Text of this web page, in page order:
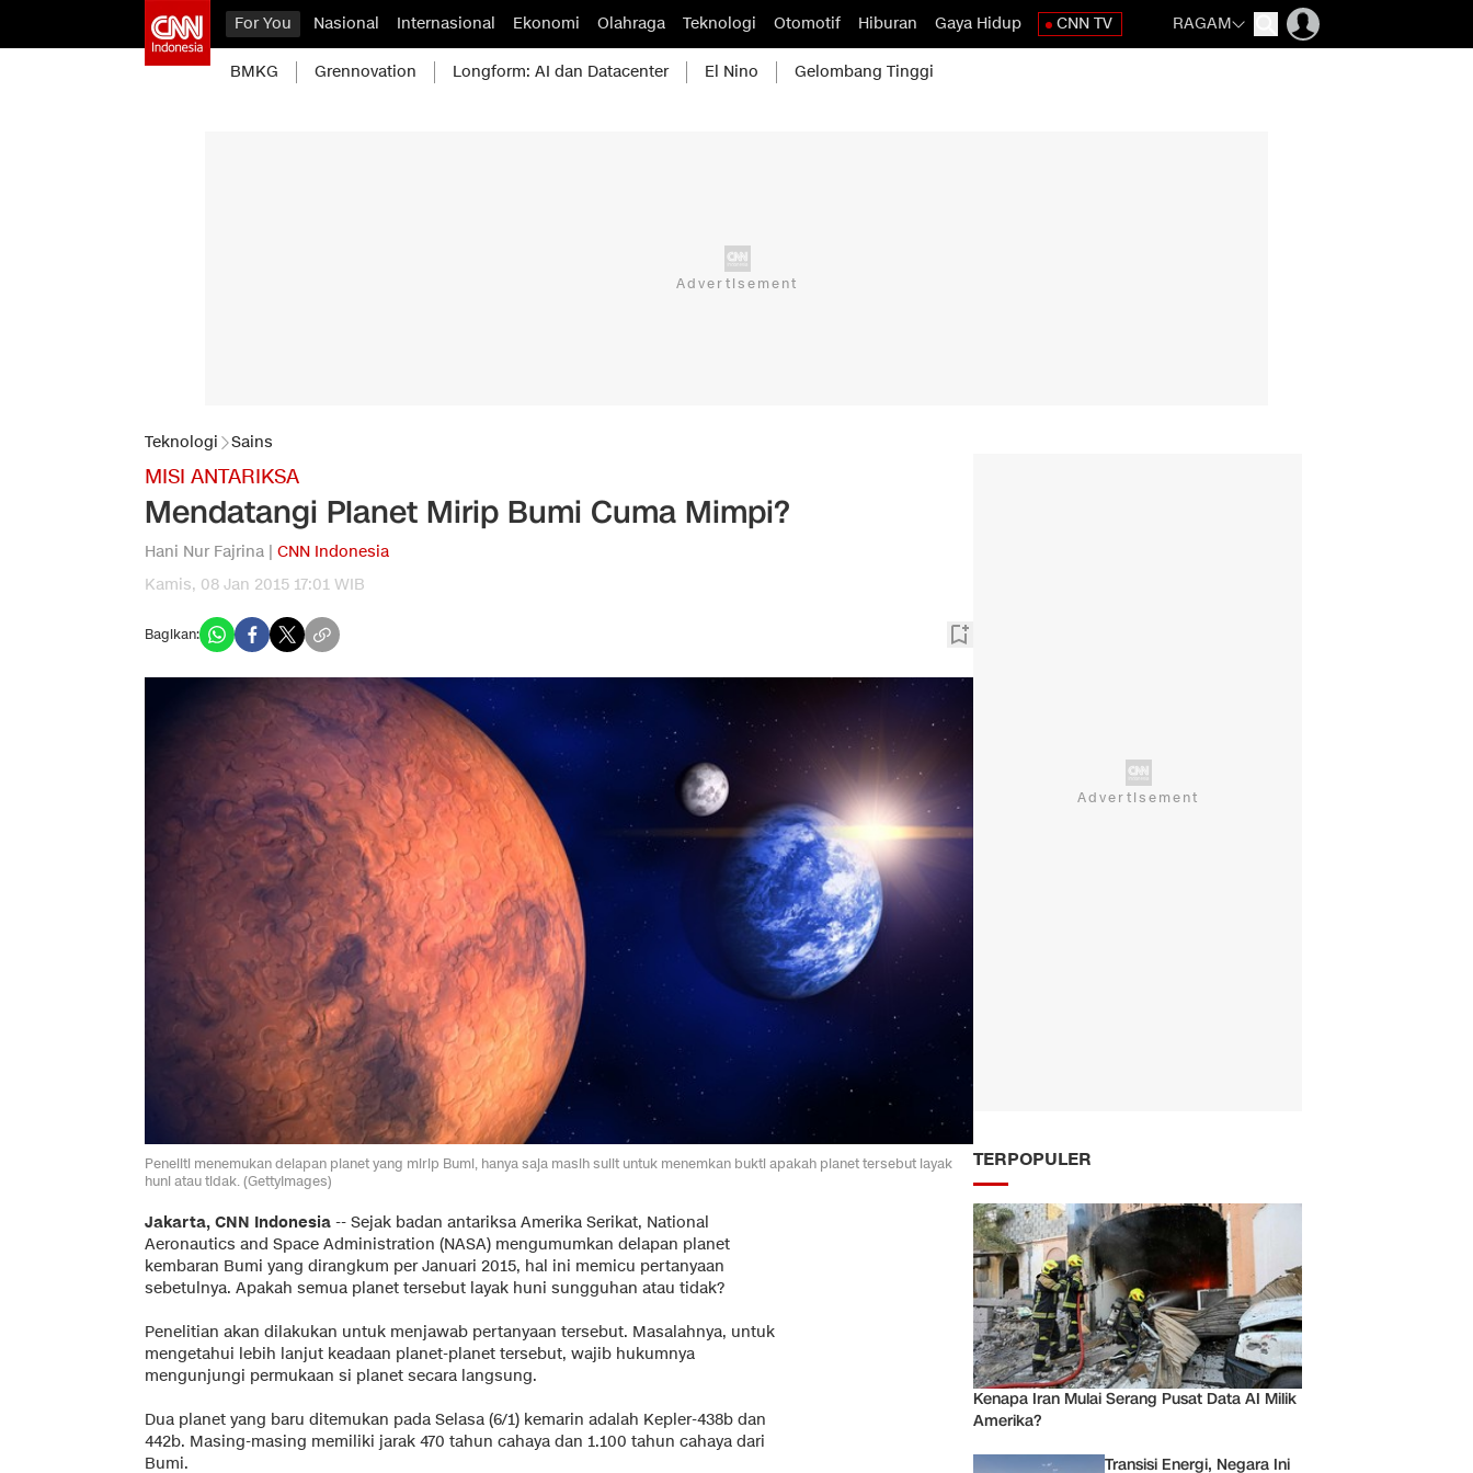
For You Nasional Internasional Ekonomi Olahraga Teknologi Otomotif Hiburan Gaya Hidup CNN TV RAGAM
BMKG Grennovation Longform: AI dan Datacenter El Nino Gelombang Tinggi
Teknologi Sains
MISI ANTARIKSA
Mendatangi Planet Mirip Bumi Cuma Mimpi?
Hani Nur Fajrina | CNN Indonesia
Kamis, 08 Jan 2015 17:01 WIB
Bagikan:
Peneliti menemukan delapan planet yang mirip Bumi, hanya saja masih sulit untuk menemkan bukti apakah planet tersebut layak
huni atau tidak. (GettyImages)
Jakarta, CNN Indonesia -- Sejak badan antariksa Amerika Serikat, National
Aeronautics and Space Administration (NASA) mengumumkan delapan planet
kembaran Bumi yang dirangkum per Januari 2015, hal ini memicu pertanyaan
sebetulnya. Apakah semua planet tersebut layak huni sungguhan atau tidak?
Penelitian akan dilakukan untuk menjawab pertanyaan tersebut. Masalahnya, untuk
mengetahui lebih lanjut keadaan planet-planet tersebut, wajib hukumnya
mengunjungi permukaan si planet secara langsung.
Dua planet yang baru ditemukan pada Selasa (6/1) kemarin adalah Kepler-438b dan
442b. Masing-masing memiliki jarak 470 tahun cahaya dan 1.100 tahun cahaya dari
Bumi.
TERPOPULER
Kenapa Iran Mulai Serang Pusat Data AI Milik
Amerika?
Transisi Energi, Negara Ini